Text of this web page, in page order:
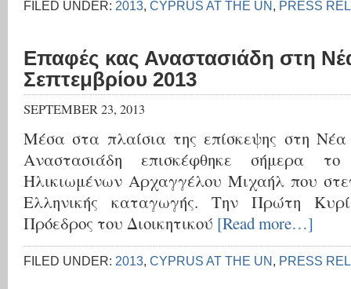
FILED UNDER: 2013, CYPRUS AT THE UN, PRESS
Επαφές κας Αναστασιάδη στη
Σεπτεμβρίου 2013
SEPTEMBER 23, 2013
Μέσα στα πλαίσια της επίσκεψης στη
Αναστασιάδη επισκέφθηκε σήμερα
Ηλικιωμένων Αρχαγγέλου Μιχαήλ που
Ελληνικής καταγωγής. Την Πρώτη
Πρόεδρος του Διοικητικού [Read more…]
FILED UNDER: 2013, CYPRUS AT THE UN, PRESS